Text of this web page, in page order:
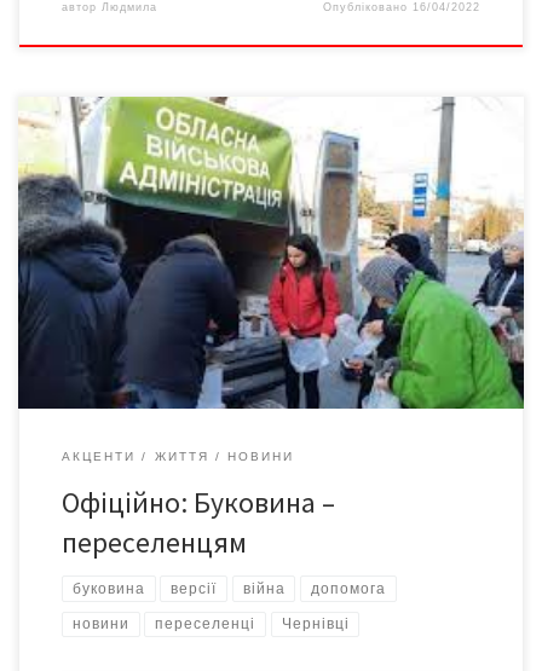
автор Людмила Опубліковано 16/04/2022
Вимушеними переселенцями у місцях масового перебування
опікується обласна військова адміністрація. На сьогоднішній
день, 11 квітня, на Буковині вже поселено понад 76 тисяч осіб,
з яких 24 723 – це діти. За словами Вікторії Гатрич, директорки
Департаменту комунікацій Чернівецької обласної військової
адміністрації, у наших гостей усього вдосталь. Їх годують,
підвозять їм продукти. А […]
АКЦЕНТИ ЖИТТЯ НОВИНИ
Офіційно: Буковина –
переселенцям
буковина версії війна допомога
новини переселенці Чернівці